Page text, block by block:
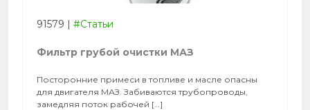
91579 | #Статьи
Фильтр грубой очистки МАЗ
Посторонние примеси в топливе и масле опасны
для двигателя МАЗ. Забиваются трубопроводы,
замедляя поток рабочей […]